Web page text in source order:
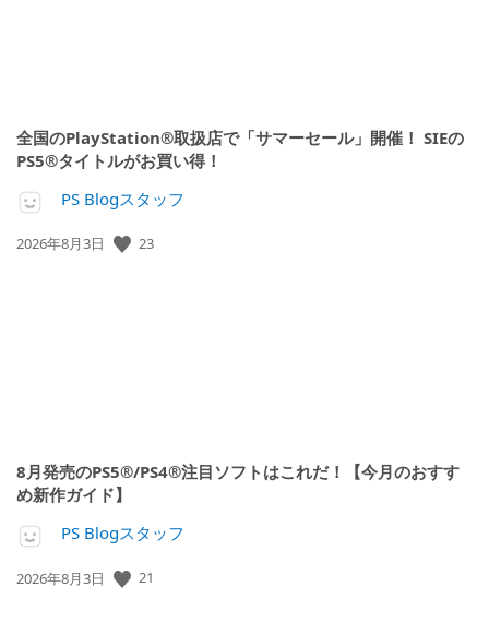
全国のPlayStation®取扱店で「サマーセール」開催！ SIEの
PS5®タイトルがお買い得！
PS Blogスタッフ
公
2026年8月3日 23
8月発売のPS5®/PS4®注目ソフトはこれだ！【今月のおすす
め新作ガイド】
PS Blogスタッフ
公
2026年8月3日 21